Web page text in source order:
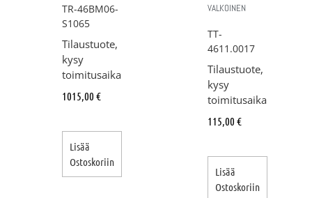
TR-46BM06-
S1065
Tilaustuote,
kysy
toimitusaika
1015,00 €
Lisää
Ostoskoriin
VALKOINEN
TT-
4611.0017
Tilaustuote,
kysy
toimitusaika
115,00 €
Lisää
Ostoskoriin